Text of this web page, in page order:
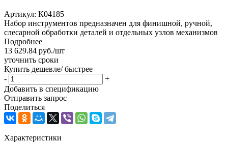
Артикул: К04185
Набор инструментов предназначен для финишной, ручной,
слесарной обработки деталей и отдельных узлов механизмов
Подробнее
13 629.84 руб./шт
уточнить сроки
Купить дешевле/ быстрее
-
+
Добавить в спецификацию
Отправить запрос
Поделиться
Характеристики